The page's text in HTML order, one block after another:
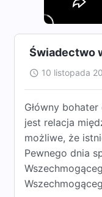
Świadectwo
10 listopada
Główny
jest relacja
możliwe, że
Pewnego dnia